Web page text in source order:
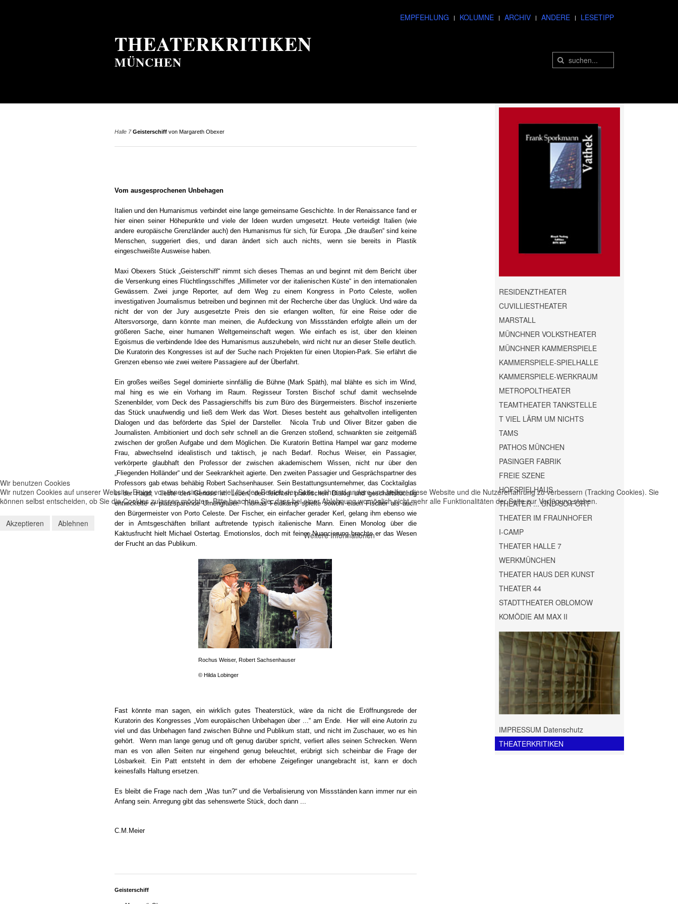
EMPFEHLUNG KOLUMNE ARCHIV ANDERE LESETIPP
THEATERKRITIKEN
MÜNCHEN
Halle 7Geisterschiff von Margareth Obexer
Vom ausgesprochenen Unbehagen
Italien und den Humanismus verbindet eine lange gemeinsame Geschichte. In der Renaissance fand er
hier einen seiner Höhepunkte und viele der Ideen wurden umgesetzt. Heute verteidigt Italien (wie
andere europäische Grenzländer auch) den Humanismus für sich, für Europa. „Die draußen“ sind keine
Menschen, suggeriert dies, und daran ändert sich auch nichts, wenn sie bereits in Plastik
eingeschweißte Ausweise haben.
Maxi Obexers Stück „Geisterschiff“ nimmt sich dieses Themas an und beginnt mit dem Bericht über
die Versenkung eines Flüchtlingsschiffes „Millimeter vor der italienischen Küste“ in den internationalen
Gewässern. Zwei junge Reporter, auf dem Weg zu einem Kongress in Porto Celeste, wollen
investigativen Journalismus betreiben und beginnen mit der Recherche über das Unglück. Und wäre da
nicht der von der Jury ausgesetzte Preis den sie erlangen wollten, für eine Reise oder die
Altersvorsorge, dann könnte man meinen, die Aufdeckung von Missständen erfolgte allein um der
größeren Sache, einer humanen Weltgemeinschaft wegen. Wie einfach es ist, über den kleinen
Egoismus die verbindende Idee des Humanismus auszuhebeln, wird nicht nur an dieser Stelle deutlich.
Die Kuratorin des Kongresses ist auf der Suche nach Projekten für einen Utopien-Park. Sie erfährt die
Grenzen ebenso wie zwei weitere Passagiere auf der Überfahrt.
Ein großes weißes Segel dominierte sinnfällig die Bühne (Mark Späth), mal blähte es sich im Wind,
mal hing es wie ein Vorhang im Raum. Regisseur Torsten Bischof schuf damit wechselnde
Szenenbilder, vom Deck des Passagierschiffs bis zum Büro des Bürgermeisters. Bischof inszenierte
das Stück unaufwendig und ließ dem Werk das Wort. Dieses besteht aus gehaltvollen intelligenten
Dialogen und das beförderte das Spiel der Darsteller. Nicola Trub und Oliver Bitzer gaben die
Journalisten. Ambitioniert und doch sehr schnell an die Grenzen stoßend, schwankten sie zeitgemäß
zwischen der großen Aufgabe und dem Möglichen. Die Kuratorin Bettina Hampel war ganz moderne
Frau, abwechselnd idealistisch und taktisch, je nach Bedarf. Rochus Weiser, ein Passagier,
verkörperte glaubhaft den Professor der zwischen akademischem Wissen, nicht nur über den
„Fliegenden Holländer“ und der Seekrankheit agierte. Den zweiten Passagier und Gesprächspartner des
Professors gab etwas behäbig Robert Sachsenhauser. Sein Bestattungsunternehmer, das Cocktailglas
in der Hand, liebte den Genuss im Leben, den leichten praktischen Dialog und geschäftstüchtig
entwickelte er platzsparende Urnengräber. Thomas Feldkamp spielte sowohl einen Fischer als auch
den Bürgermeister von Porto Celeste. Der Fischer, ein einfacher gerader Kerl, gelang ihm ebenso wie
der in Amtsgeschäften brillant auftretende typisch italienische Mann. Einen Monolog über die
Kaktusfrucht hielt Michael Ostertag. Emotionslos, doch mit feiner Nuancierung brachte er das Wesen
der Frucht an das Publikum.
Rochus Weiser, Robert Sachsenhauser
© Hilda Lobinger
Fast könnte man sagen, ein wirklich gutes Theaterstück, wäre da nicht die Eröffnungsrede der
Kuratorin des Kongresses „Vom europäischen Unbehagen über ...“ am Ende. Hier will eine Autorin zu
viel und das Unbehagen fand zwischen Bühne und Publikum statt, und nicht im Zuschauer, wo es hin
gehört. Wenn man lange genug und oft genug darüber spricht, verliert alles seinen Schrecken. Wenn
man es von allen Seiten nur eingehend genug beleuchtet, erübrigt sich scheinbar die Frage der
Lösbarkeit. Ein Patt entsteht in dem der erhobene Zeigefinger unangebracht ist, kann er doch
keinesfalls Haltung ersetzen.
Es bleibt die Frage nach dem „Was tun?“ und die Verbalisierung von Missständen kann immer nur ein
Anfang sein. Anregung gibt das sehenswerte Stück, doch dann ...
C.M.Meier
Geisterschiff
RESIDENZTHEATER
CUVILLIESTHEATER
MARSTALL
MÜNCHNER VOLKSTHEATER
MÜNCHNER KAMMERSPIELE
KAMMERSPIELE-SPIELHALLE
KAMMERSPIELE-WERKRAUM
METROPOLTHEATER
TEAMTHEATER TANKSTELLE
T VIEL LÄRM UM NICHTS
TAMS
PATHOS MÜNCHEN
PASINGER FABRIK
FREIE SZENE
HOFSPIELHAUS
THEATER ... UND SO FORT
THEATER IM FRAUNHOFER
I-CAMP
THEATER HALLE 7
WERKMÜNCHEN
THEATER HAUS DER KUNST
THEATER 44
STADTTHEATER OBLOMOW
KOMÖDIE AM MAX II
IMPRESSUM Datenschutz
THEATERKRITIKEN
Wir benutzen Cookies
Wir nutzen Cookies auf unserer Website. Einige von ihnen sind essenziell für den Betrieb der Seite, während andere uns helfen, diese Website und die Nutzererfahrung zu verbessern (Tracking Cookies). Sie
können selbst entscheiden, ob Sie die Cookies zulassen möchten. Bitte beachten Sie, dass bei einer Ablehnung womöglich nicht mehr alle Funktionalitäten der Seite zur Verfügung stehen.
Akzeptieren
Ablehnen
Weitere Informationen